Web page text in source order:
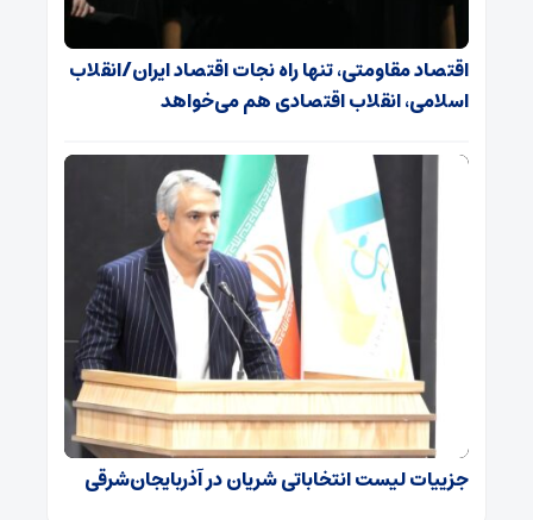
اقتصاد مقاومتی، تنها راه نجات اقتصاد ایران/انقلاب
اسلامی، انقلاب اقتصادی هم می‌خواهد
جزییات لیست انتخاباتی شریان در آذربایجان‌شرقی